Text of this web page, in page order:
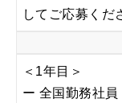
してご応募くだ
＜1年目＞
ー 全国勤務社員